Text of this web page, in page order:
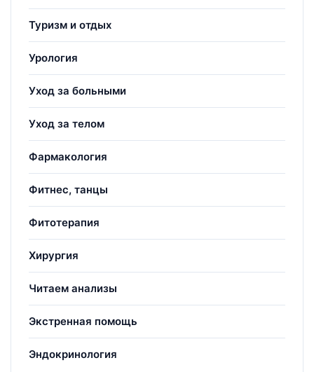
Туризм и отдых
Урология
Уход за больными
Уход за телом
Фармакология
Фитнес, танцы
Фитотерапия
Хирургия
Читаем анализы
Экстренная помощь
Эндокринология